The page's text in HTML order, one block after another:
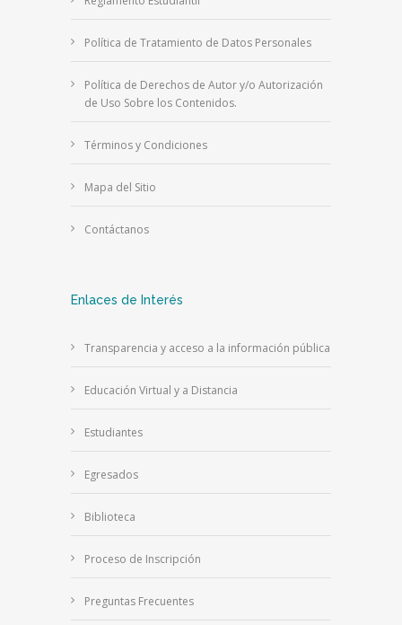
Política de Tratamiento de Datos Personales
Política de Derechos de Autor y/o Autorización
de Uso Sobre los Contenidos.
Términos y Condiciones
Mapa del Sitio
Contáctanos
Enlaces de Interés
Transparencia y acceso a la información pública
Educación Virtual y a Distancia
Estudiantes
Egresados
Biblioteca
Proceso de Inscripción
Preguntas Frecuentes